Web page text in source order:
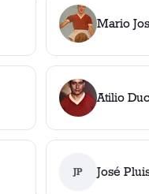
Mario
Atilio
JP José